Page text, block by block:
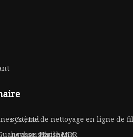
Co., Ltd.
système de nettoyage en ligne de
Haosheng
housse stérile MDR